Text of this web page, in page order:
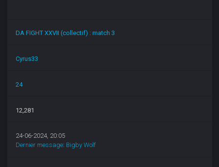
DA FIGHT XXVII (collectif) : match 3
Cyrus33
24
12,281
24-06-2024, 20:05
Dernier message: Bigby Wolf